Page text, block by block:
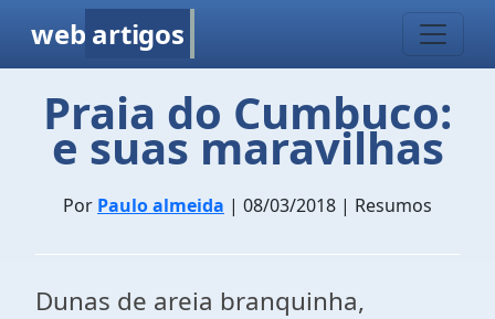
web artigos
Praia do Cumbuco:
e suas maravilhas
Por Paulo almeida | 08/03/2018 | Resumos
Dunas de areia branquinha,